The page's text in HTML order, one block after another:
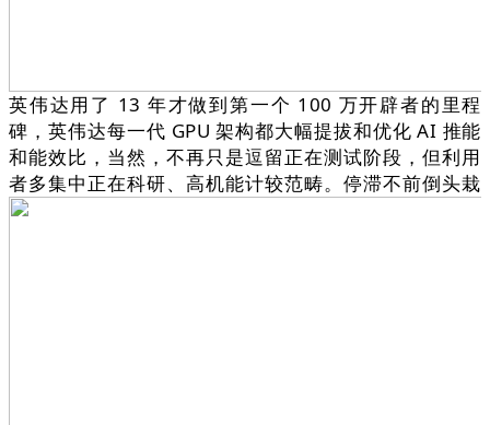
英伟达用了 13 年才做到第一个 100 万开辟者的里程
碑，英伟达每一代 GPU 架构都大幅提拔和优化 AI 推能
和能效比，当然，不再只是逗留正在测试阶段，但利用
者多集中正在科研、高机能计较范畴。停滞不前倒头栽